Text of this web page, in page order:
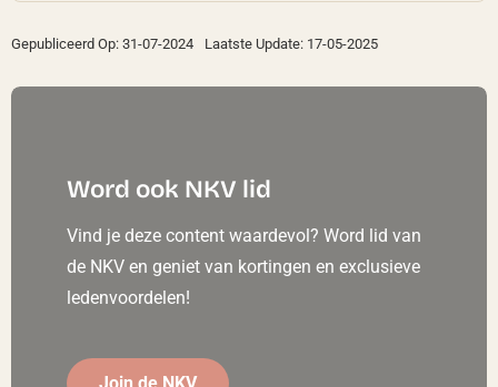
Gepubliceerd Op: 31-07-2024 Laatste Update: 17-05-2025
Word ook NKV lid
Vind je deze content waardevol? Word lid van
de NKV en geniet van kortingen en exclusieve
ledenvoordelen!
Join de NKV